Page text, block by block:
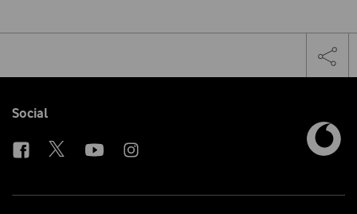
social
Facebook
Follow
Social